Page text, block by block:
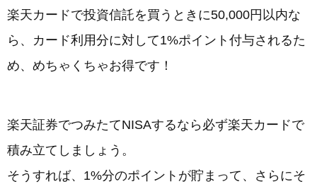
楽天カードで投資信託を買うときに50,000円以内な
ら、カード利用分に対して1%ポイント付与されるた
め、めちゃくちゃお得です！
楽天証券でつみたてNISAするなら必ず楽天カードで
積み立てしましょう。
そうすれば、1%分のポイントが貯まって、さらにそ